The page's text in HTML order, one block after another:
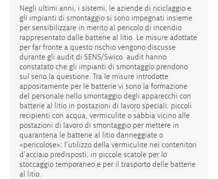
Negli ultimi anni, i sistemi, le aziende di riciclaggio e
gli impianti di smontaggio si sono impegnati insieme
per sensibilizzare in merito al pericolo di incendio
rappresentato dalle batterie al litio. Le misure adottate
per far fronte a questo rischio vengono discusse
durante gli audit di SENS/Swico. audit hanno
constatato che gli impianti di smontaggio prendono
sul serio la questione. Tra le misure introdotte
appositamente per le batterie vi sono la formazione
del personale nello smontaggio degli apparecchi con
batterie al litio in postazioni di lavoro speciali; piccoli
recipienti con acqua, vermiculite o sabbia vicino alle
postazioni di lavoro di smontaggio per mettere in
quarantena le batterie al litio danneggiate o
«pericolose»; l’utilizzo della vermiculite nei contenitori
d’acciaio predisposti, in piccole scatole per lo
stoccaggio temporaneo e per il trasporto delle batterie
al litio.